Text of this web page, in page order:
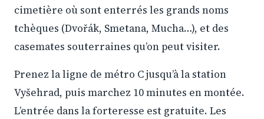
cimetière où sont enterrés les grands noms
tchèques (Dvořák, Smetana, Mucha…), et des
casemates souterraines qu’on peut visiter.
Prenez la ligne de métro C jusqu’à la station
Vyšehrad, puis marchez 10 minutes en montée.
L’entrée dans la forteresse est gratuite. Les